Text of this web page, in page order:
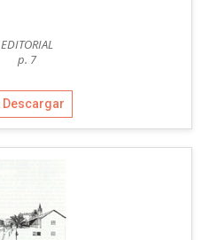
EDITORIAL
p. 7
Descargar